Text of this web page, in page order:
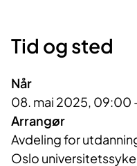
Tid og sted
Når
08. mai 2025, 09:00
Arrangør
Avdeling for
Oslo